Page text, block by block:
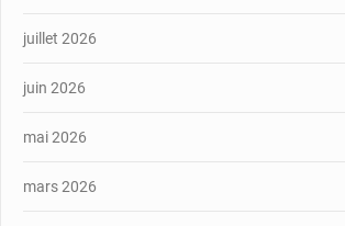
juillet 2026
juin 2026
mai 2026
mars 2026